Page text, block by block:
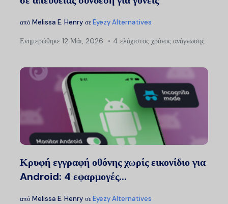
από Melissa E. Henry σεEyezy Alternatives
Ενημερώθηκε 12 Μάι, 2026 4 ελάχιστος χρόνος ανάγνωσης
Κρυφή εγγραφή οθόνης χωρίς εικονίδιο για
Android: 4 εφαρμογές...
από Melissa E. Henry σεEyezy Alternatives